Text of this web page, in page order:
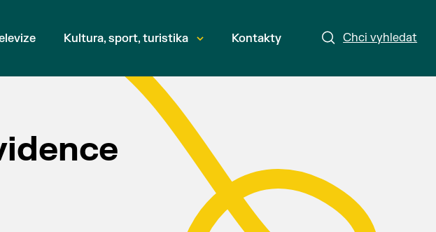
Chci vyhledat
Kultura, sport, turistika Kontakty